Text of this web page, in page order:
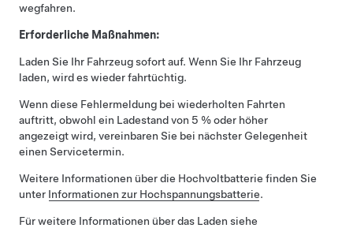
wegfahren.
Erforderliche Maßnahmen:
Laden Sie Ihr Fahrzeug sofort auf. Wenn Sie Ihr Fahrzeug
laden, wird es wieder fahrtüchtig.
Wenn diese Fehlermeldung bei wiederholten Fahrten
auftritt, obwohl ein Ladestand von 5 % oder höher
angezeigt wird, vereinbaren Sie bei nächster Gelegenheit
einen Servicetermin.
Weitere Informationen über die Hochvoltbatterie finden Sie
unter Informationen zur Hochspannungsbatterie.
Für weitere Informationen über das Laden siehe